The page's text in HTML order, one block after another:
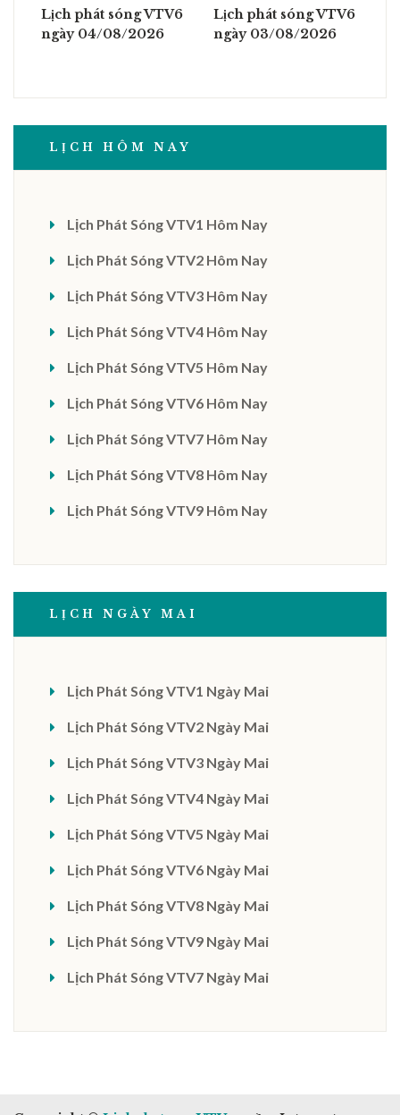
Lịch phát sóng VTV6
ngày 04/08/2026
Lịch phát sóng VTV6
ngày 03/08/2026
LỊCH HÔM NAY
Lịch Phát Sóng VTV1 Hôm Nay
Lịch Phát Sóng VTV2 Hôm Nay
Lịch Phát Sóng VTV3 Hôm Nay
Lịch Phát Sóng VTV4 Hôm Nay
Lịch Phát Sóng VTV5 Hôm Nay
Lịch Phát Sóng VTV6 Hôm Nay
Lịch Phát Sóng VTV7 Hôm Nay
Lịch Phát Sóng VTV8 Hôm Nay
Lịch Phát Sóng VTV9 Hôm Nay
LỊCH NGÀY MAI
Lịch Phát Sóng VTV1 Ngày Mai
Lịch Phát Sóng VTV2 Ngày Mai
Lịch Phát Sóng VTV3 Ngày Mai
Lịch Phát Sóng VTV4 Ngày Mai
Lịch Phát Sóng VTV5 Ngày Mai
Lịch Phát Sóng VTV6 Ngày Mai
Lịch Phát Sóng VTV8 Ngày Mai
Lịch Phát Sóng VTV9 Ngày Mai
Lịch Phát Sóng VTV7 Ngày Mai